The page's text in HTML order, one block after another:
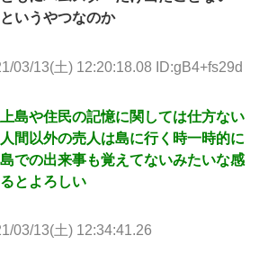
いうやつなのか
03/13(土) 12:20:18.08 ID:gB4+fs29d
島や住民の記憶に関しては仕方ない
間以外の売人は島に行く時一時的に
での出来事も覚えてないみたいな感
とよろしい
03/13(土) 12:34:41.26